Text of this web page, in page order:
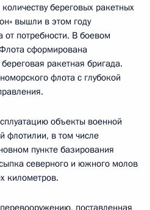
береговых ракетных
вышли в этом году
от потребности. В боевом
сформирована
ракетная бригада.
флота с глубокой
объекты военной
флотилии, в том числе
пункте базирования
северного и южного молов
километров.
поставленная